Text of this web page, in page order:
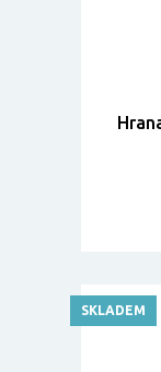
SKLADEM